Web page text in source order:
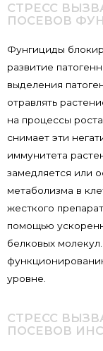
СТРЕСС
ПОСЕВОВ
Фунгициды
развитие
выделения
отравлять
на процессы
снимает эти
иммунитета
замедляется или
метаболизма в
жесткого
помощью
белковых
уровне.
СТРЕСС
ПОСЕВОВ